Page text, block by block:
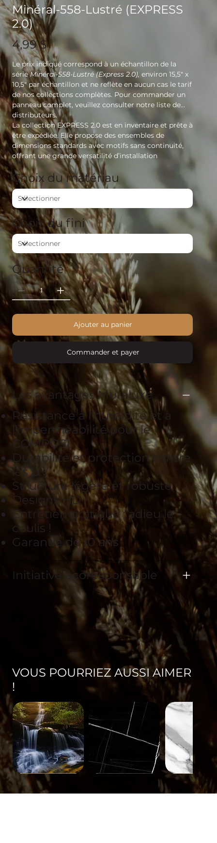
Minéral-558-Lustré (EXPRESS
2.0)
Prix
4,99 $
Le prix indiqué correspond à un échantillon de la
sérieMinéral-558-Lustré (Express 2.0), environ 15,5" x
10,5" par échantillon et ne reflète en aucun cas le tarif
de nos collections complètes. Pour commander un
panneau complet, veuillez consulter notre liste de
distributeurs.
La collection EXPRESS 2.0 est en inventaire et prête à
être expédiée. Elle propose des ensembles de
dimensions standards avec motifs sans continuité,
offrant une grande versatilité d’installation
Choix du matériau
Choix du fini
Quantité
Ajouter au panier
Commander et payer
Les avantages Muraluxe
Résistance à l'humidité et à
l'imperméabilité pour le
COMPOSI
Durabilité et protection contre
les UV
Structure légère et robuste
Designs HD
Entretien pratique : adieu le
coulis !
Garantie de 10 ans
Initiative écoresponsable
VOUS POURRIEZ AUSSI AIMER
!
Paysage-
Minéral-